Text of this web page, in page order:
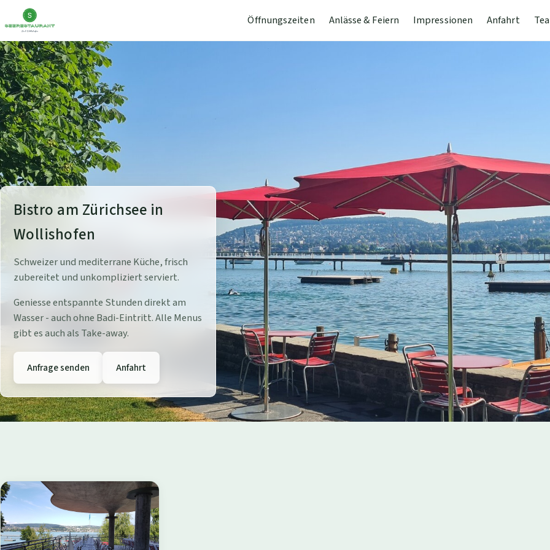
Öffnungszeiten Anlässe & Feiern Impressionen Anfahrt
S
e
e
r
e
s
t
a
u
r
n
t
B
Bistro am Zürichsee in
Wollishofen
Schweizer und mediterrane Küche, frisch
zubereitet und unkompliziert serviert.
Geniesse entspannte Stunden direkt am
Wasser - auch ohne Badi-Eintritt. Alle Menus
gibt es auch als Take-away.
Anfrage senden Anfahrt